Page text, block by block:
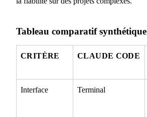
Tableau comparatif synthétique
CRITÈRE CLAUDE CODE
Interface Terminal